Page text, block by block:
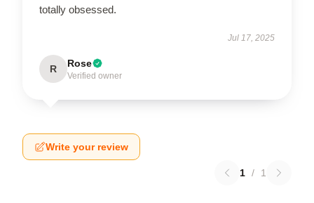
totally obsessed.
Jul 17, 2025
R Rose
Verified owner
Write your review
1 / 1